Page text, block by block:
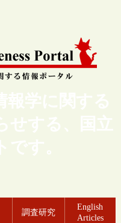
報学に関する
せする、国立
です。
調査研究
English
Articles